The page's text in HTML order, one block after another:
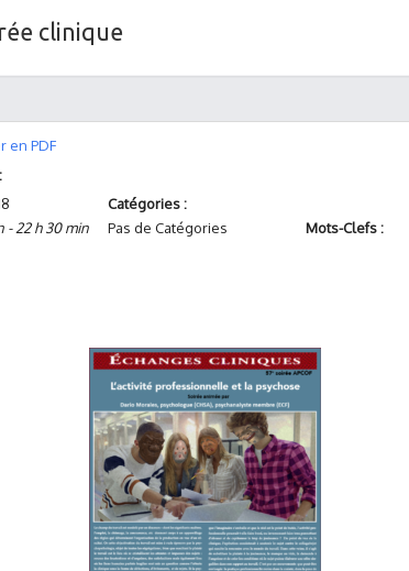
clinique
en PDF
- 22 h 30 min
Catégories :
Pas de Catégories
Mots-Clefs :